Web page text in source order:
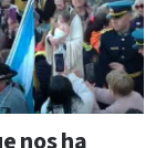
nos ha